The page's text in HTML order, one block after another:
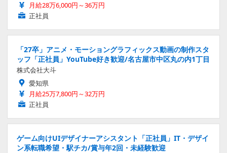
月給28万6,000円～36万円
正社員
「27卒」アニメ・モーショングラフィックス動画の制作スタ
ッフ「正社員」YouTube好き歓迎/名古屋市中区丸の内1丁目
株式会社大斗
愛知県
月給25万7,800円～32万円
正社員
ゲーム向けUIデザイナーアシスタント「正社員」IT・デザイ
ン系転職希望・駅チカ/賞与年2回・未経験歓迎